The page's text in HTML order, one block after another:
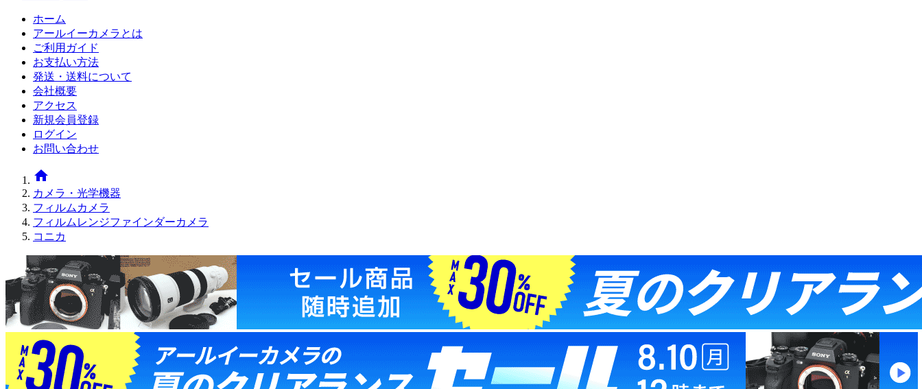
ホーム
アールイーカメラとは
ご利用ガイド
お支払い方法
発送・送料について
会社概要
アクセス
新規会員登録
ログイン
お問い合わせ
home
カメラ・光学機器
フィルムカメラ
フィルムレンジファインダーカメラ
コニカ